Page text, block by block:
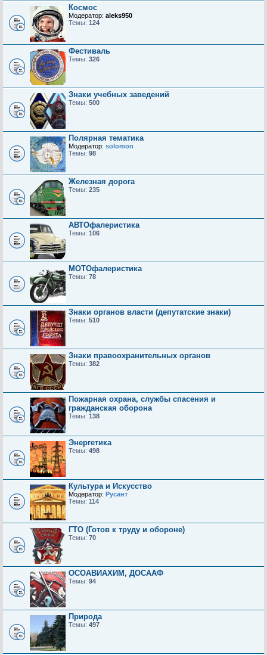
Космос
Модератор: aleks950
Темы: 124
Фестиваль
Темы: 326
Знаки учебных заведений
Темы: 500
Полярная тематика
Модератор: solomon
Темы: 98
Железная дорога
Темы: 235
АВТОфалеристика
Темы: 106
МОТОфалеристика
Темы: 78
Знаки органов власти (депутатские знаки)
Темы: 510
Знаки правоохранительных органов
Темы: 382
Пожарная охрана, службы спасения и
гражданская оборона
Темы: 138
Энергетика
Темы: 498
Культура и Искусство
Модератор: Русант
Темы: 114
ГТО (Готов к труду и обороне)
Темы: 70
ОСОАВИАХИМ, ДОСААФ
Темы: 94
Природа
Темы: 497